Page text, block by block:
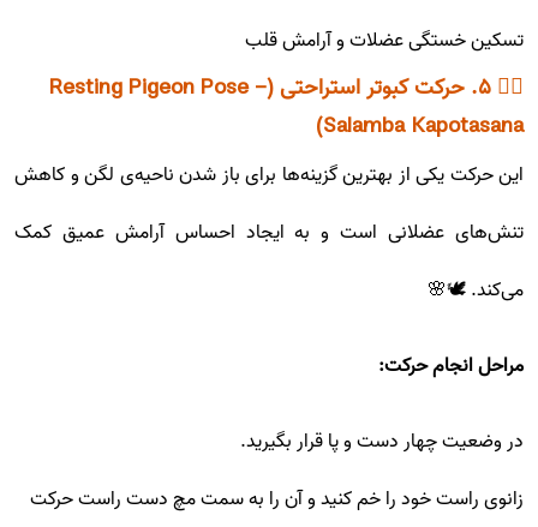
تسکین خستگی عضلات و آرامش قلب
🧘‍♂️ ۵. حرکت کبوتر استراحتی (Resting Pigeon Pose -
Salamba Kapotasana)
این حرکت یکی از بهترین گزینه‌ها برای باز شدن ناحیه‌ی لگن و کاهش
تنش‌های عضلانی است و به ایجاد احساس آرامش عمیق کمک
می‌کند. 🕊️🌸
مراحل انجام حرکت:
در وضعیت چهار دست و پا قرار بگیرید.
زانوی راست خود را خم کنید و آن را به سمت مچ دست راست حرکت